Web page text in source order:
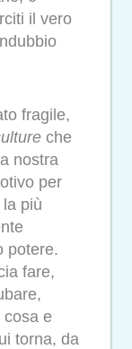
il vero
fragile,
che
nostra
per
più
potere.
fare,
cosa e
torna, da